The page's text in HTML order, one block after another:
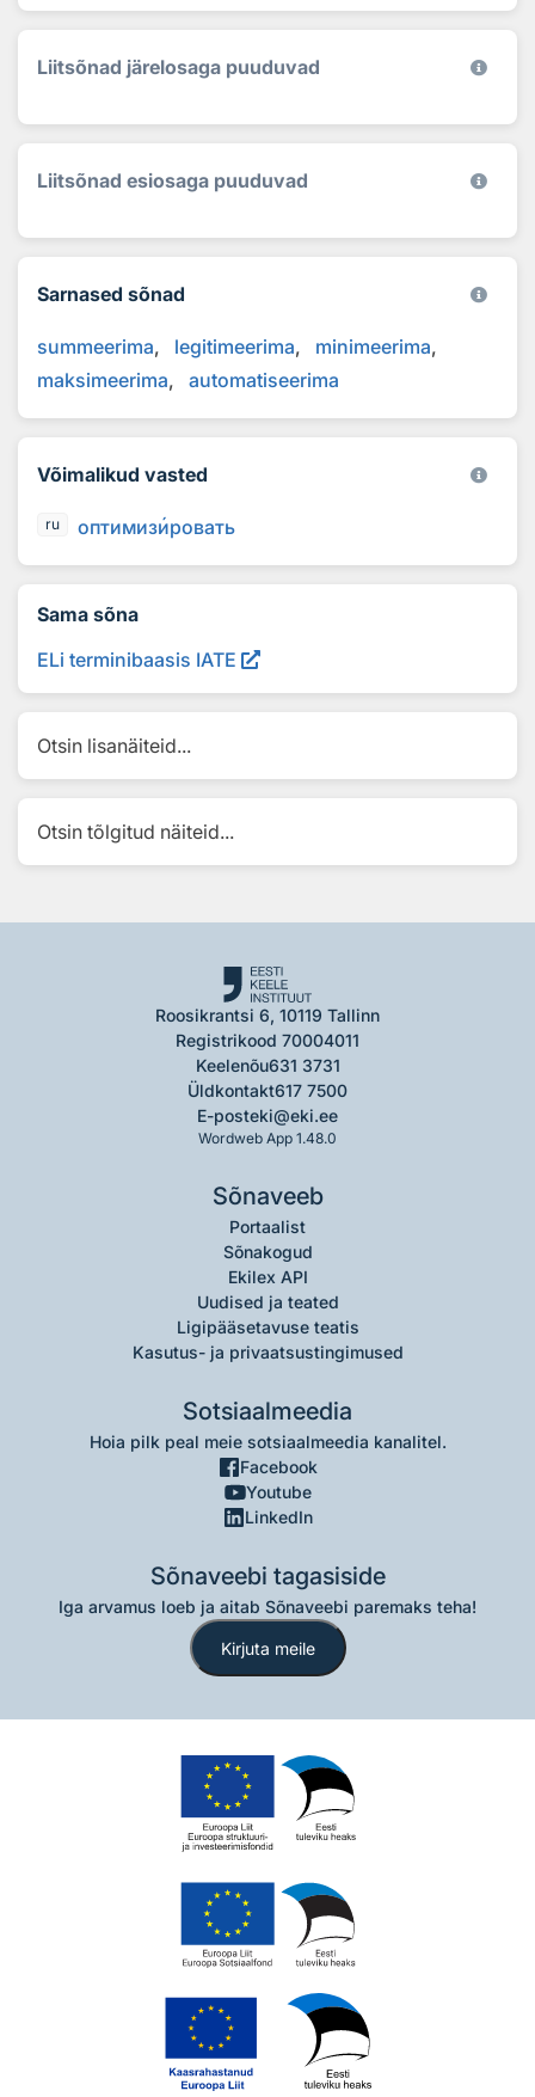
Liitsõnad järelosaga puuduvad
Liitsõnad esiosaga puuduvad
Sarnased sõnad
summeerima legitimeerima
minimeerima
maksimeerima
automatiseerima
Võimalikud vasted
ru оптимизировать
Sama sõna
ELi terminibaasis IATE
Otsin lisanäiteid...
Otsin tõlgitud näiteid...
Roosikrantsi 6, 10119 Tallinn
Registrikood 70004011
Keelenõu631 3731
Üldkontakt617 7500
E-posteki@eki.ee
Wordweb App 1.48.0
Sõnaveeb
Portaalist
Sõnakogud
Ekilex API
Uudised ja teated
Ligipääsetavuse teatis
Kasutus- ja privaatsustingimused
Sotsiaalmeedia
Hoia pilk peal meie sotsiaalmeedia kanalitel.
Facebook
Youtube
LinkedIn
Sõnaveebi tagasiside
Iga arvamus loeb ja aitab Sõnaveebi paremaks teha!
Kirjuta meile